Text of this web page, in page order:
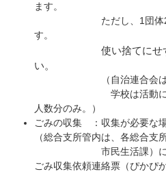
ます。
ただし、1団体200双
す。
使い捨てにせ
い。
（自治連合会は参加
学校は活動に参加す
人数分のみ。）
ごみの収集 ：収集が必要な
（総合支所管内は、各総合支
市民生活課）に「自
ごみ収集依頼連絡票（ぴかぴ